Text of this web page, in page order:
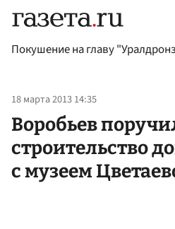
Покушение на главу
18 марта 2013 14:35
Воробьев
строительство
с музеем